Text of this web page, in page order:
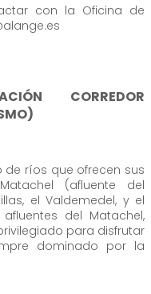
con la Oficina de
CORREDOR
de ríos que ofrecen sus
(afluente del
el Valdemedel, y el
del Matachel,
para disfrutar
dominado por la